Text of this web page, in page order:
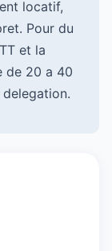
locatif,
Pour du
et la
de 20 a 40